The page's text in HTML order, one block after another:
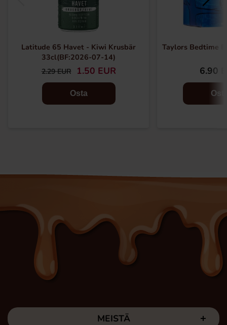
Latitude 65 Havet - Kiwi Krusbär
33cl(BF:2026-07-14)
2.29 EUR 1.50 EUR
Osta
Taylors Bedtime
6.90
MEISTÄ